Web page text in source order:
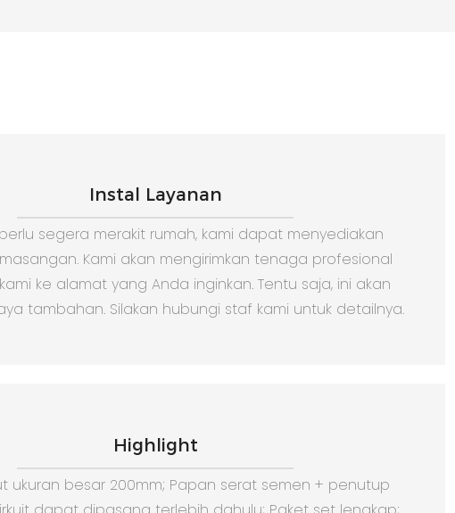
Instal Layanan
segera merakit rumah, kami dapat menyediakan
Kami akan mengirimkan tenaga profesional
ke alamat yang Anda inginkan. Tentu saja, ini akan
tambahan. Silakan hubungi staf kami untuk detailnya.
Highlight
ukuran besar 200mm; Papan serat semen + penutup